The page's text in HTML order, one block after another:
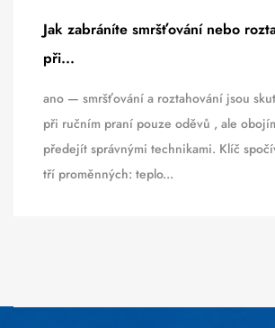
Jak zabráníte smršťování nebo
při...
ano — smršťování a roztahování jsou
při ručním praní pouze oděvů , ale
předejít správnými technikami. Klíč
tří proměnných: teplo...